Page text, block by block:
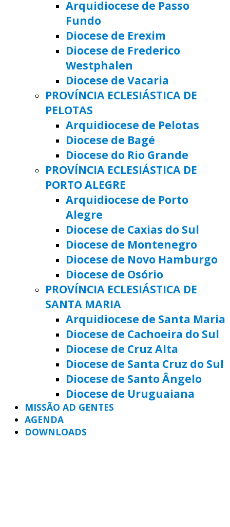
Arquidiocese de Passo
Fundo
Diocese de Erexim
Diocese de Frederico
Westphalen
Diocese de Vacaria
PROVÍNCIA ECLESIÁSTICA DE
PELOTAS
Arquidiocese de Pelotas
Diocese de Bagé
Diocese do Rio Grande
PROVÍNCIA ECLESIÁSTICA DE
PORTO ALEGRE
Arquidiocese de Porto
Alegre
Diocese de Caxias do Sul
Diocese de Montenegro
Diocese de Novo Hamburgo
Diocese de Osório
PROVÍNCIA ECLESIÁSTICA DE
SANTA MARIA
Arquidiocese de Santa Maria
Diocese de Cachoeira do Sul
Diocese de Cruz Alta
Diocese de Santa Cruz do Sul
Diocese de Santo Ângelo
Diocese de Uruguaiana
MISSÃO AD GENTES
AGENDA
DOWNLOADS